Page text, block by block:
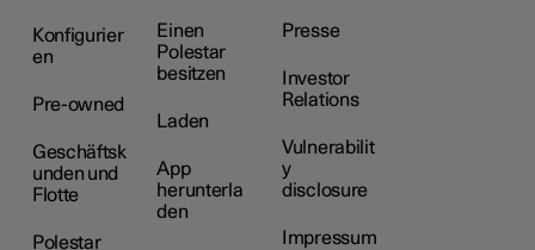
Konfigurier
en
Pre-owned
Geschäftsk
unden und
Flotte
Polestar
Einen
Polestar
besitzen
Laden
App
herunterla
den
Presse
Investor
Relations
Vulnerabilit
y
disclosure
Impressum